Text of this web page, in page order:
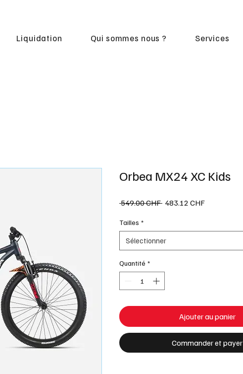
Liquidation Qui sommes nous ? Services
Orbea MX24 XC Kids
549.00 CHF Prix
483.12 CHFPrix
Tailles *
Sélectionner
Quantité *
Ajouter au panier
Commander et payer